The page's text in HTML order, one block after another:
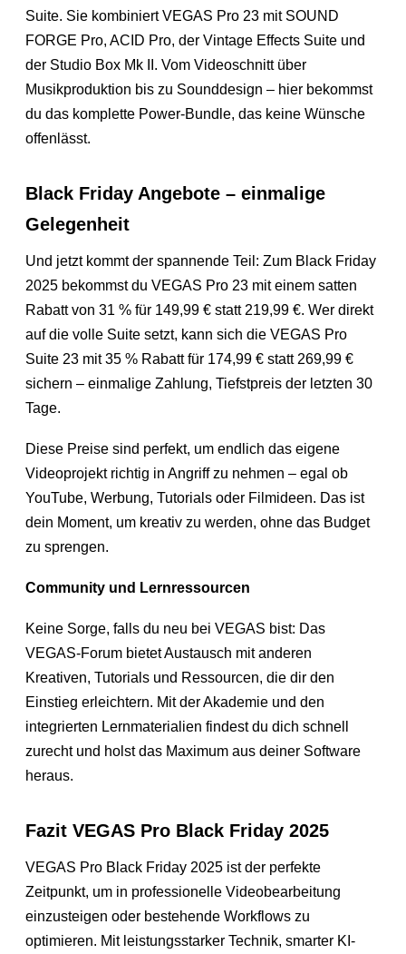
Suite. Sie kombiniert VEGAS Pro 23 mit SOUND
FORGE Pro, ACID Pro, der Vintage Effects Suite und
der Studio Box Mk II. Vom Videoschnitt über
Musikproduktion bis zu Sounddesign – hier bekommst
du das komplette Power-Bundle, das keine Wünsche
offenlässt.
Black Friday Angebote – einmalige
Gelegenheit
Und jetzt kommt der spannende Teil: Zum Black Friday
2025 bekommst du VEGAS Pro 23 mit einem satten
Rabatt von 31 % für 149,99 € statt 219,99 €. Wer direkt
auf die volle Suite setzt, kann sich die VEGAS Pro
Suite 23 mit 35 % Rabatt für 174,99 € statt 269,99 €
sichern – einmalige Zahlung, Tiefstpreis der letzten 30
Tage.
Diese Preise sind perfekt, um endlich das eigene
Videoprojekt richtig in Angriff zu nehmen – egal ob
YouTube, Werbung, Tutorials oder Filmideen. Das ist
dein Moment, um kreativ zu werden, ohne das Budget
zu sprengen.
Community und Lernressourcen
Keine Sorge, falls du neu bei VEGAS bist: Das
VEGAS-Forum bietet Austausch mit anderen
Kreativen, Tutorials und Ressourcen, die dir den
Einstieg erleichtern. Mit der Akademie und den
integrierten Lernmaterialien findest du dich schnell
zurecht und holst das Maximum aus deiner Software
heraus.
Fazit VEGAS Pro Black Friday 2025
VEGAS Pro Black Friday 2025 ist der perfekte
Zeitpunkt, um in professionelle Videobearbeitung
einzusteigen oder bestehende Workflows zu
optimieren. Mit leistungsstarker Technik, smarter KI-